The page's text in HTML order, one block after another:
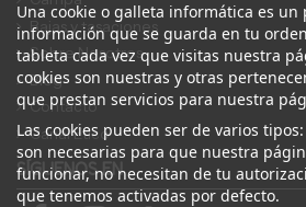
Bajas y tasaciones
Sobre Nosotros
Blog
Contacto
Canal Ético
Una cookie o galleta informática es un
información que se guarda en tu
tableta cada vez que visitas nuestra
cookies son nuestras y otras
que prestan servicios para nuestra
Las cookies pueden ser de varios
son necesarias para que nuestra
funcionar, no necesitan de tu
que tenemos activadas por defecto.
SÍGUENOS EN